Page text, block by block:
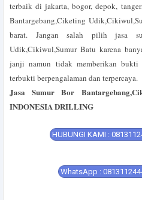
terbaik di jakarta, bogor, depok,
Bantargebang,Ciketing
barat. Jangan salah pilih jasa
Udik,Cikiwul,Sumur Batu karena
janji namun tidak memberikan bukti
terbukti berpengalaman dan terpercaya.
Jasa Sumur Bor
INDONESIA DRILLING
HUBUNGI KAMI :
WhatsApp :